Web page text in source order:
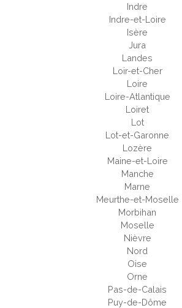
Indre
Indre-et-Loire
Isère
Jura
Landes
Loir-et-Cher
Loire
Loire-Atlantique
Loiret
Lot
Lot-et-Garonne
Lozère
Maine-et-Loire
Manche
Marne
Meurthe-et-Moselle
Morbihan
Moselle
Nièvre
Nord
Oise
Orne
Pas-de-Calais
Puy-de-Dôme